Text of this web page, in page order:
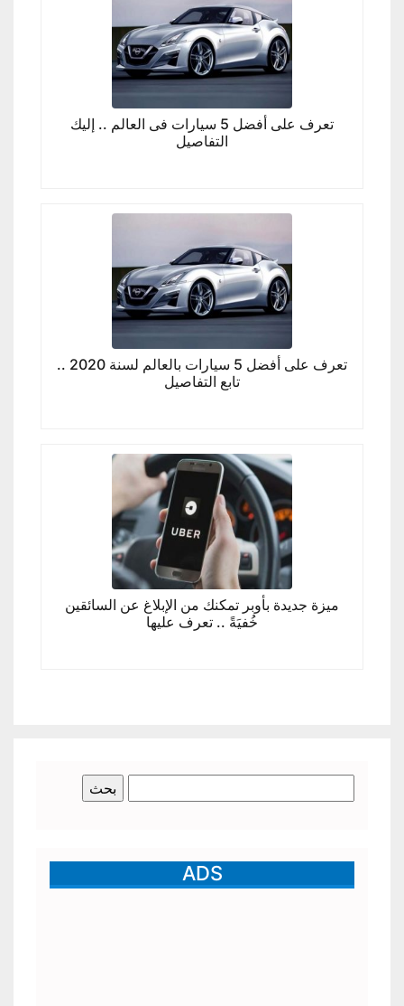
تعرف على أفضل 5 سيارات فى العالم .. إليك
التفاصيل
تعرف على أفضل 5 سيارات بالعالم لسنة 2020 ..
تابع التفاصيل
ميزة جديدة بأوبر تمكنك من الإبلاغ عن السائقين
خُفيَةً .. تعرف عليها
عن:
ADS